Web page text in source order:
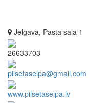
Jelgava, Pasta sala 1
26633703
pilsetaselpa@gmail.com
www.pilsetaselpa.lv